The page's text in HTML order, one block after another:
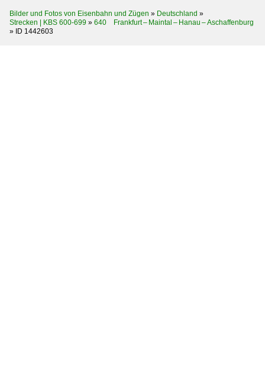
Bilder und Fotos von Eisenbahn und Zügen » Deutschland »
Strecken | KBS 600-699 » 640 Frankfurt – Maintal – Hanau – Aschaffenburg
» ID 1442603